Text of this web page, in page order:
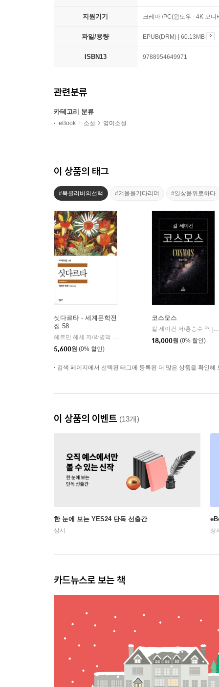
지원기기 크레마 /PC(윈도우 - 4K 모
파일/용량 EPUB(DRM) | 60.13MB
ISBN13 9788954649971
관련분류
카테고리 분류
eBook 소설 영미소설
이 상품의 태그
#북클러버의선택 #겨울을기다리며 #일상을위로하다
싯다르타 - 세계문학전
집 58
5,600원 (0% 할인)
코스모스
칼 세이건 저/홍승수 역 |
18,000원 (0% 할인)
검색 페이지에서 선택된 태그에 등록된 더 많은 상품을 확인해
이 상품의 이벤트 (13개)
한 눈에 보는 YES24 단독 선출간
상시 상
카드뉴스로 보는 책